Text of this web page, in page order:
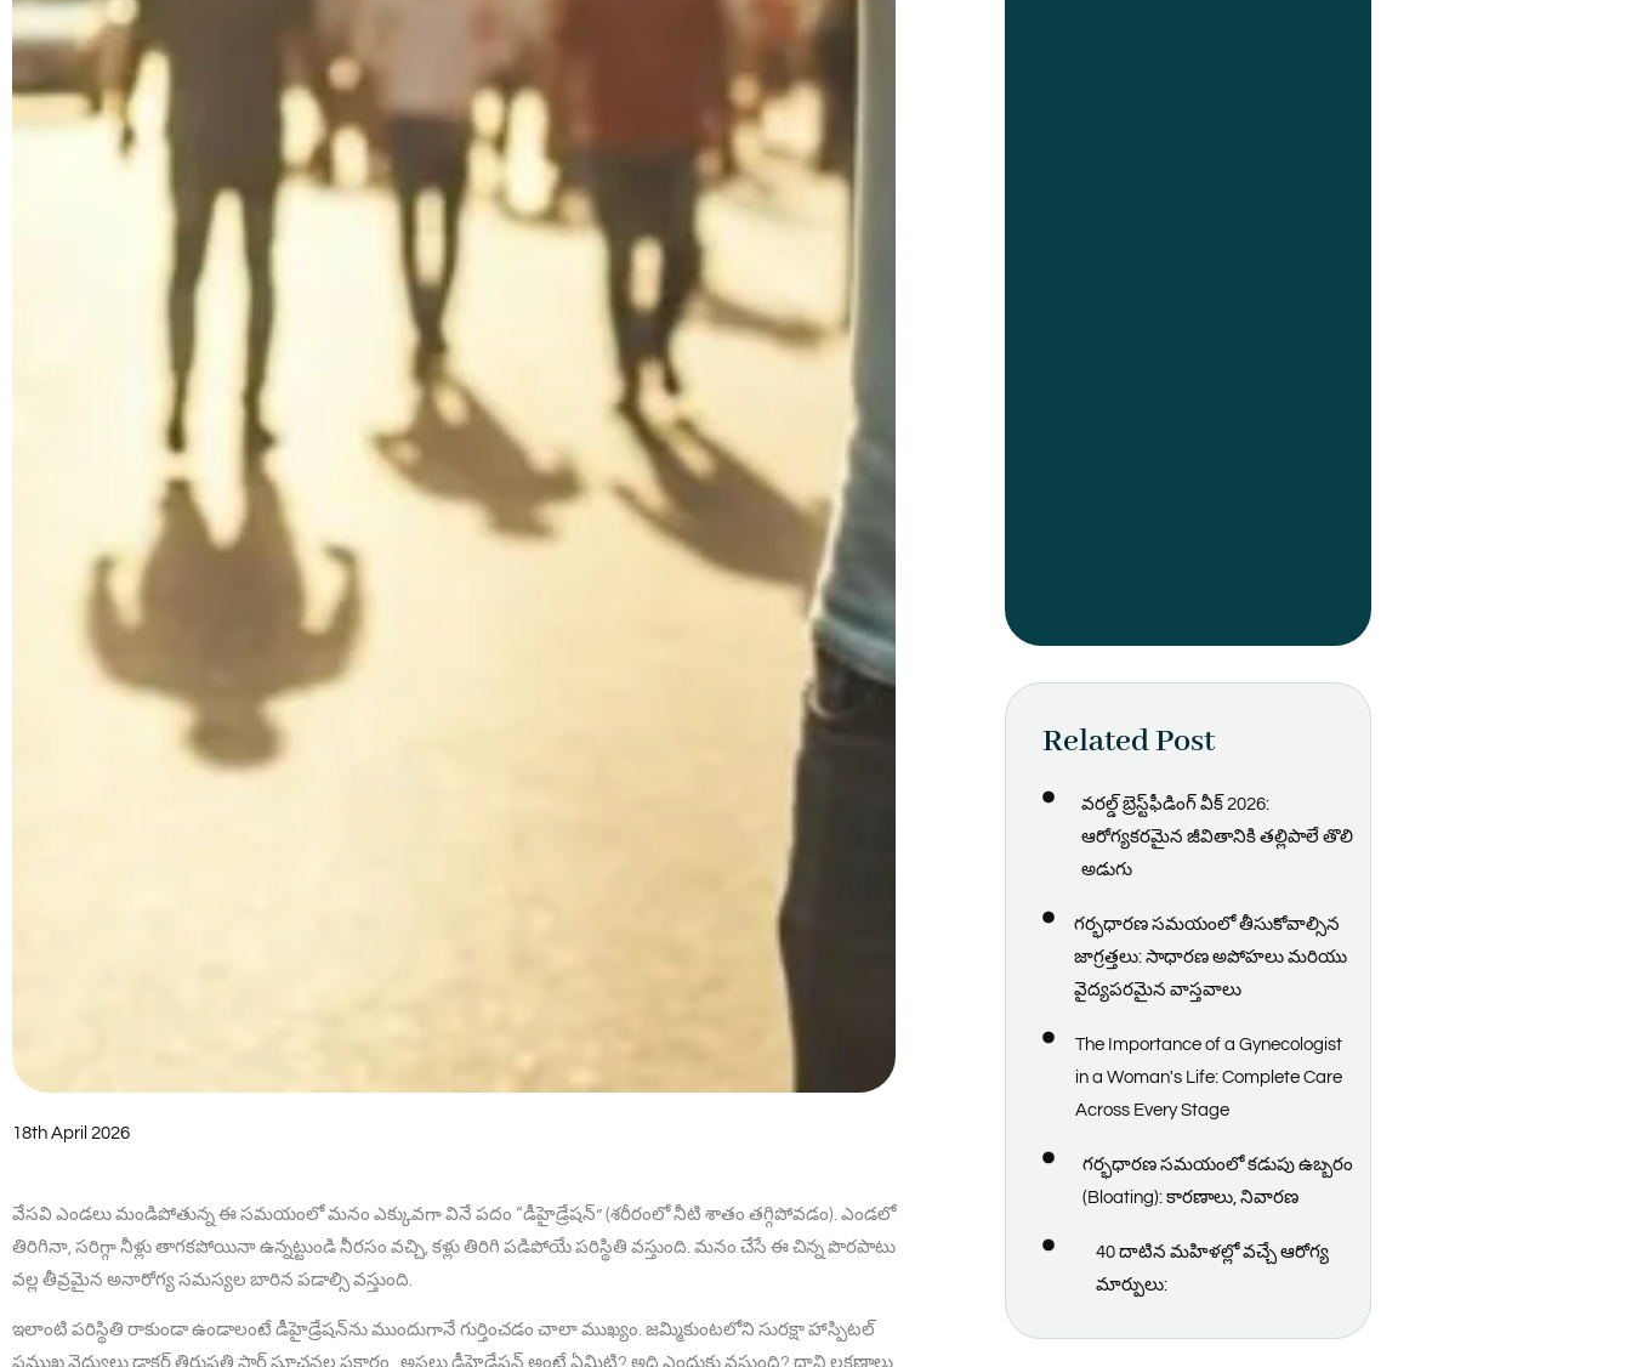
18th April 2026
వేసవి ఎండలు మండిపోతున్న ఈ సమయంలో మనం ఎక్కువగా వినే పదం “డీహైడ్రేషన్” (శరీరంలో నీటి శాతం తగ్గిపోవడం). ఎండలో
తిరిగినా, సరిగ్గా నీళ్లు తాగకపోయినా ఉన్నట్టుండి నీరసం వచ్చి, కళ్లు తిరిగి పడిపోయే పరిస్థితి వస్తుంది. మనం చేసే ఈ చిన్న పొరపాటు
వల్ల తీవ్రమైన అనారోగ్య సమస్యల బారిన పడాల్సి వస్తుంది.
ఇలాంటి పరిస్థితి రాకుండా ఉండాలంటే డీహైడ్రేషన్‌ను ముందుగానే గుర్తించడం చాలా ముఖ్యం. జమ్మికుంటలోని సురక్షా హాస్పిటల్
ప్రముఖ వైద్యులు డాక్టర్ తిరుపతి సార్ సూచనల ప్రకారం.. అసలు డీహైడ్రేషన్ అంటే ఏమిటి? అది ఎందుకు వస్తుంది? దాని లక్షణాలు
Related Post
వరల్డ్ బ్రెస్ట్‌ఫీడింగ్ వీక్ 2026:
ఆరోగ్యకరమైన జీవితానికి తల్లిపాలే తొలి
అడుగు
గర్భధారణ సమయంలో తీసుకోవాల్సిన
జాగ్రత్తలు: సాధారణ అపోహలు మరియు
వైద్యపరమైన వాస్తవాలు
The Importance of a Gynecologist
in a Woman's Life: Complete Care
Across Every Stage
గర్భధారణ సమయంలో కడుపు ఉబ్బరం
(Bloating): కారణాలు, నివారణ
40 దాటిన మహిళల్లో వచ్చే ఆరోగ్య
మార్పులు: